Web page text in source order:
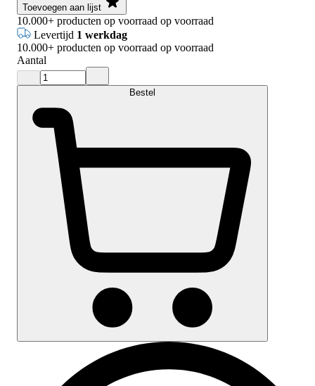
Toevoegen aan lijst
10.000+ producten op voorraad op voorraad
Levertijd 1 werkdag
10.000+ producten op voorraad op voorraad
Aantal
Bestel